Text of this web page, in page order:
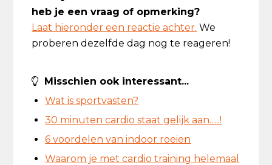
heb je een vraag of opmerking?
Laat hieronder een reactie achter. We
proberen dezelfde dag nog te reageren!
Misschien ook interessant...
Wat is sportvasten?
30 minuten cardio staat gelijk aan…..!
6 voordelen van indoor roeien
Waarom je met cardio training helemaal